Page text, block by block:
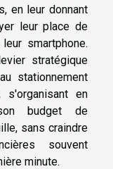
en leur donnant
leur place de
smartphone.
stratégique
stationnement
s'organisant en
budget de
sans craindre
souvent
minute.